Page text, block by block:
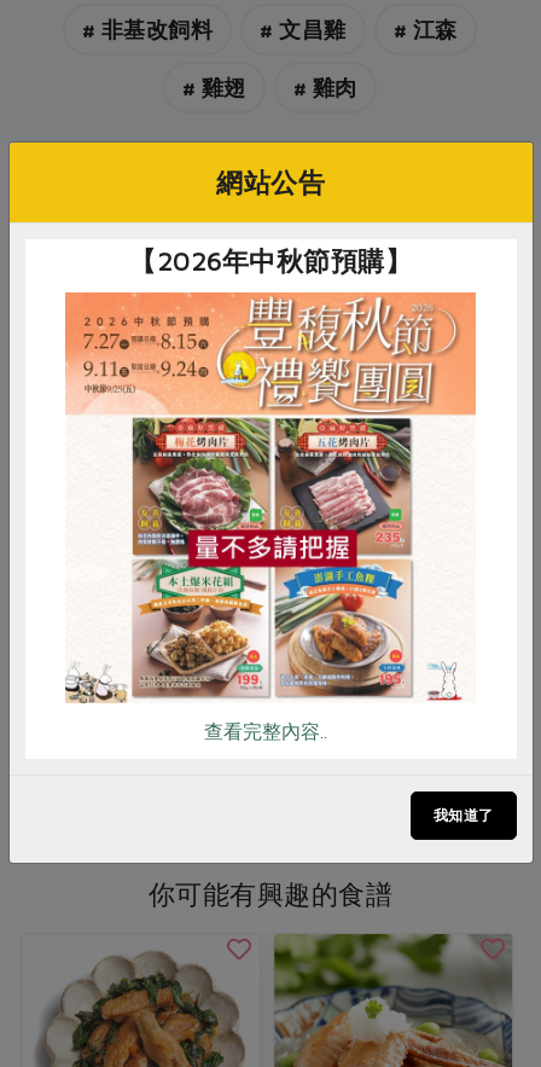
# 非基改飼料 # 文昌雞 # 江森
# 雞翅 # 雞肉
你可能有興趣的產品
柏香肉品有限公司
台灣善糧黃金土雞二節翅(柏
$99 暫無庫存
江森貿易股份有限公司
善糧文昌雞腿剁塊(江
森)-400g
400公克
葷 冷凍
$305 暫無庫存
你可能有興趣的食譜
RPET 食譜 減硝酸鹽
雞蛋 食安 共同購買
網站公告
【2026年中秋節預購】
查看完整內容..
我知道了